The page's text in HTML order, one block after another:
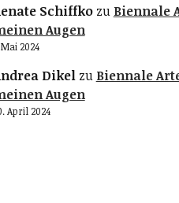
Schiffkozu Biennale
Augen
Mai 2024
Dikelzu Biennale
Augen
April 2024